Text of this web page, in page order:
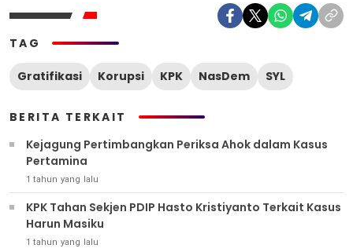
TAG
Gratifikasi Korupsi KPK NasDem SYL
BERITA TERKAIT
Kejagung Pertimbangkan Periksa Ahok dalam Kasus
Pertamina
1 tahun yang lalu
KPK Tahan Sekjen PDIP Hasto Kristiyanto Terkait Kasus
Harun Masiku
1 tahun yang lalu